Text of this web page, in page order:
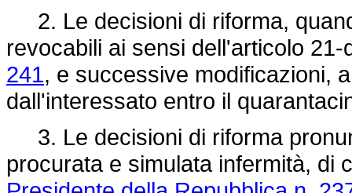
2. Le decisioni di riforma,
revocabili ai sensi dell'articolo
241, e successive modificazioni,
dall'interessato entro il
3. Le decisioni di riforma
procurata e simulata infermità, di